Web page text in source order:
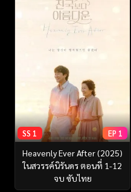
SS 1 EP 1
Heavenly Ever After (2025)
ในสวรรค์นิรันดร ตอนที่ 1-12
จบ ซับไทย